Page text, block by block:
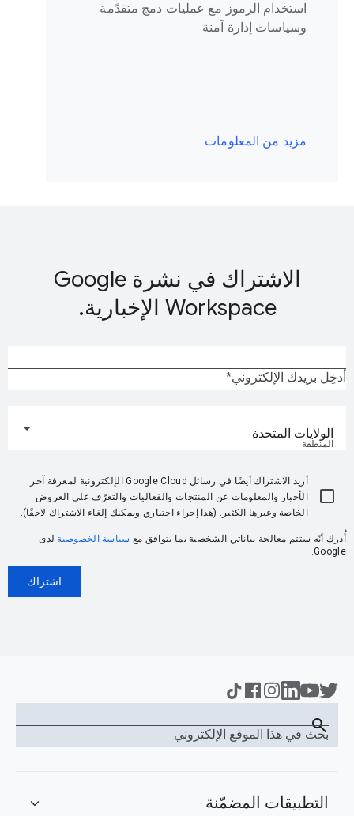
استخدام الرموز مع عمليات دمج متقدّمة
وسياسات إدارة آمنة
مزيد من المعلومات
الاشتراك في نشرة Google
Workspace الإخبارية.
أدخِل بريدك الإلكتروني
المنطقة
الولايات المتحدة
أريد الاشتراك أيضًا في رسائل Google Cloud الإلكترونية لمعرفة آخر
الأخبار والمعلومات عن المنتجات والفعاليات والتعرّف على العروض
الخاصة وغيرها الكثير. (هذا إجراء اختياري ويمكنك إلغاء الاشتراك لاحقًا).
أُدرك أنّه ستتم معالجة بياناتي الشخصية بما يتوافق مع سياسة الخصوصية لدى
Google.
اشتراك
بحث في هذا الموقع الإلكتروني
search
التطبيقات المضمّنة expand_more